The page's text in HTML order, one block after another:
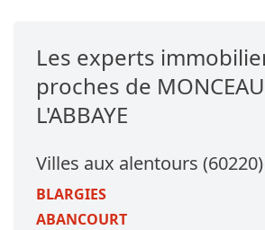
Les experts
proches de
L'ABBAYE
Villes aux alentours (60220)
BLARGIES
ABANCOURT